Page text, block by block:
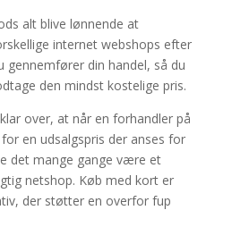
alt blive lønnende at
internet webshops efter
gennemfører din handel, så du
den mindst kostelige pris.
over, at når en forhandler på
en udsalgspris der anses for
det mange gange være et
netshop. Køb med kort er
der støtter en overfor fup